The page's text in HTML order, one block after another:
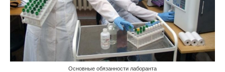
Основные обязанности лаборанта